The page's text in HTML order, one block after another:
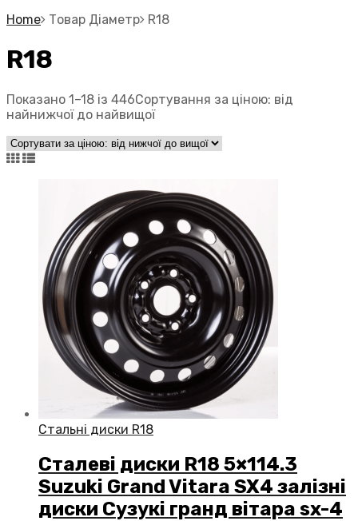
Home Товар Діаметр R18
R18
Показано 1–18 із 446Сортування за ціною: від
найнижчої до найвищої
Стальні диски R18
Сталеві диски R18 5×114.3
Suzuki Grand Vitara SX4 залізні
диски Сузукі гранд вітара sx-4